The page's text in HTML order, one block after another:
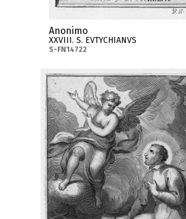
Anonimo
XXVIII. S. EVTYCHIANVS
S-FN14722